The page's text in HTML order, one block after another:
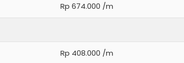
Rp 674.000 /m
Rp 408.000 /m